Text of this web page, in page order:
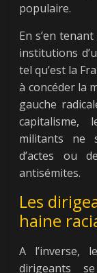
populaire.
En s’en
institutions
tel qu’est la
à concéder la
gauche
capitalisme,
militants ne
d’actes ou
antisémites.
Les
haine
A l’inverse,
dirigeants